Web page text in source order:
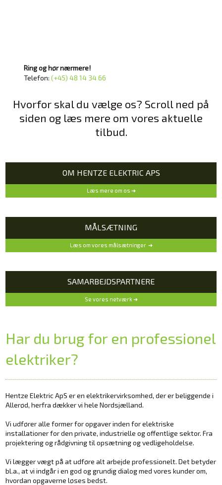
Ring og hør nærmere!
Telefon:(+45) 48 14 34 66
Hvorfor skal du vælge os? Scroll ned på
siden og læs mere om vores aktuelle
tilbud.
OM HENTZE ELEKTRIC APS
Læs mere om os ➜
MÅLSÆTNING
Læs om vores målsætninger ➜
SAMARBEJDSPARTNERE
Se vores netværk ➜
Har du brug for en professionel
elektriker?​​
Hentze Elektric ApS er en elektrikervirksomhed, der er beliggende i
Allerød, herfra dækker vi hele Nordsjælland.
Vi udfører alle former for opgaver inden for elektriske
installationer for den private, industrielle og offentlige sektor. Fra
projektering og rådgivning til opsætning og vedligeholdelse.
Vi lægger vægt på at udføre alt arbejde professionelt. Det betyder
bl.a., at vi indgår i en god og grundig dialog med vores kunder om,
hvordan opgaverne løses bedst.